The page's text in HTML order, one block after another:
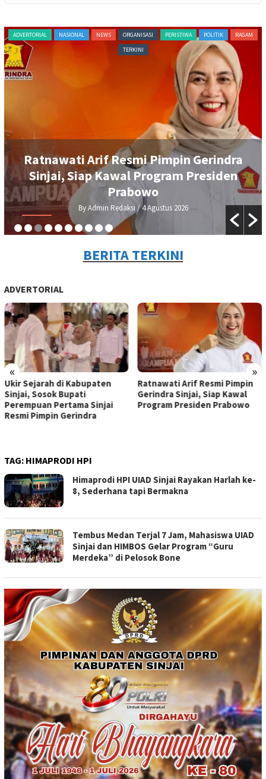
NEWS
DEMA UIAD Serahkan Petisi Kenaikan
Dana Operasional Ormawa, Wakil
Rektor III Siap Bawa ke Rapat Senat
By Admin Redaksi / 3 Agustus 2026
BERITA TERKINI
ADVERTORIAL
« »
Ratnawati Arif Resmi Pimpin
Gerindra Sinjai, Siap Kawal
Program Presiden Prabowo
Andi Muawiyah Ramly
Kucurkan Bantuan Rp20 Juta
untuk GOR Sinjai, Guyonan ke
TAG: HIMAPRODI HPI
Himaprodi HPI UIAD Sinjai Rayakan Harlah ke-
8, Sederhana tapi Bermakna
Tembus Medan Terjal 7 Jam, Mahasiswa UIAD
Sinjai dan HIMBOS Gelar Program “Guru
Merdeka” di Pelosok Bone